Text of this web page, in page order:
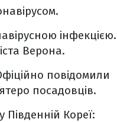
інфекцією.
Верона.
повідомили
посадовців.
у Південній Кореї: